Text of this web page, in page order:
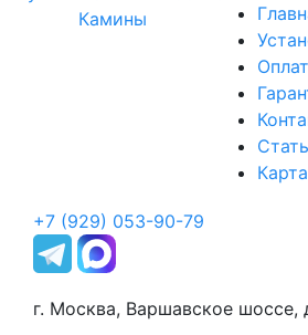
Камины
+7 (929) 053-90-79
г. Москва, Варшавское шоссе,